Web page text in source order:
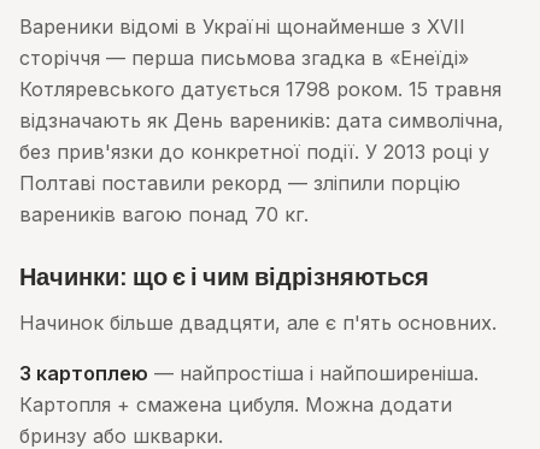
Вареники відомі в Україні щонайменше з XVII
сторіччя — перша письмова згадка в «Енеїді»
Котляревського датується 1798 роком. 15 травня
відзначають як День вареників: дата символічна,
без прив'язки до конкретної події. У 2013 році у
Полтаві поставили рекорд — зліпили порцію
вареників вагою понад 70 кг.
Начинки: що є і чим відрізняються
Начинок більше двадцяти, але є п'ять основних.
З картоплею — найпростіша і найпоширеніша.
Картопля + смажена цибуля. Можна додати
бринзу або шкварки.